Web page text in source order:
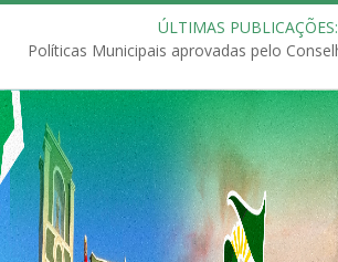
ÚLTIMAS PUBLICAÇÕES: